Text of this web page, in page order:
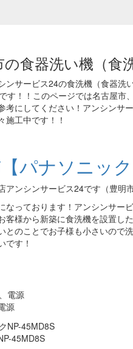
食器洗い機（食
ンサービス24の食洗機（食器洗
す！！このページでは名古屋市
考にしてください！アンシンサ
施工中です！！
パナソニッ
アンシンサービス24です（豊明
なっております！アンシンサー
客様から新築に食洗機を設置し
とのことでお子様も小さいので
です！
源
45MD8S